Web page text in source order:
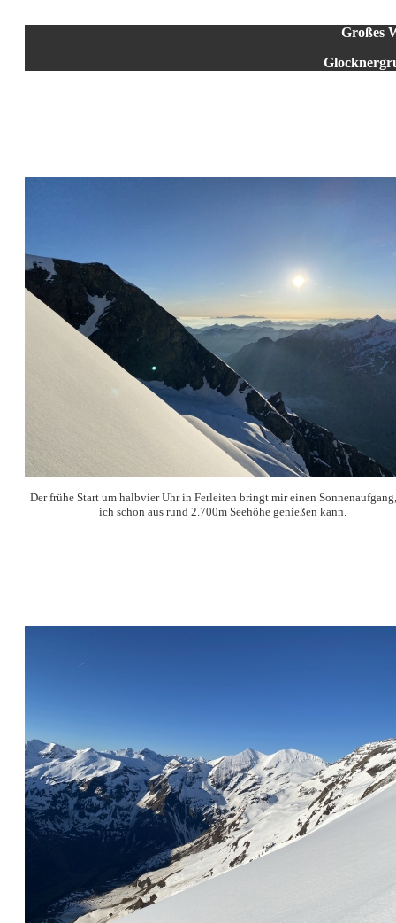
Großes
Der frühe Start um halbvier Uhr in Ferleiten bringt mir einen
ich schon aus rund 2.700m Seehöhe genießen kann.